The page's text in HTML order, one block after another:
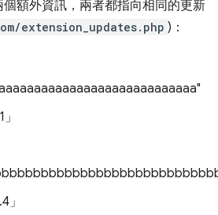
額外資訊，兩者都指向相同的更新
extension_updates.php )：
」